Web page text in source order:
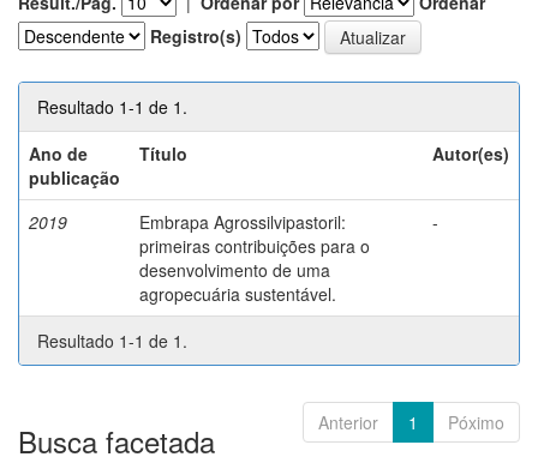
Registro(s)
Resultado 1-1 de 1.
Ano de
publicação
Título Autor(es)
2019
Embrapa Agrossilvipastoril:
primeiras contribuições para o
desenvolvimento de uma
agropecuária sustentável.
-
Resultado 1-1 de 1.
Anterior 1 Póximo
Busca facetada